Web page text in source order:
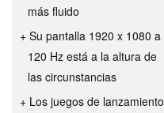
más fluido
Su pantalla 1920 x 1080 a
120 Hz está a la altura de
las circunstancias
Los juegos de lanzamiento